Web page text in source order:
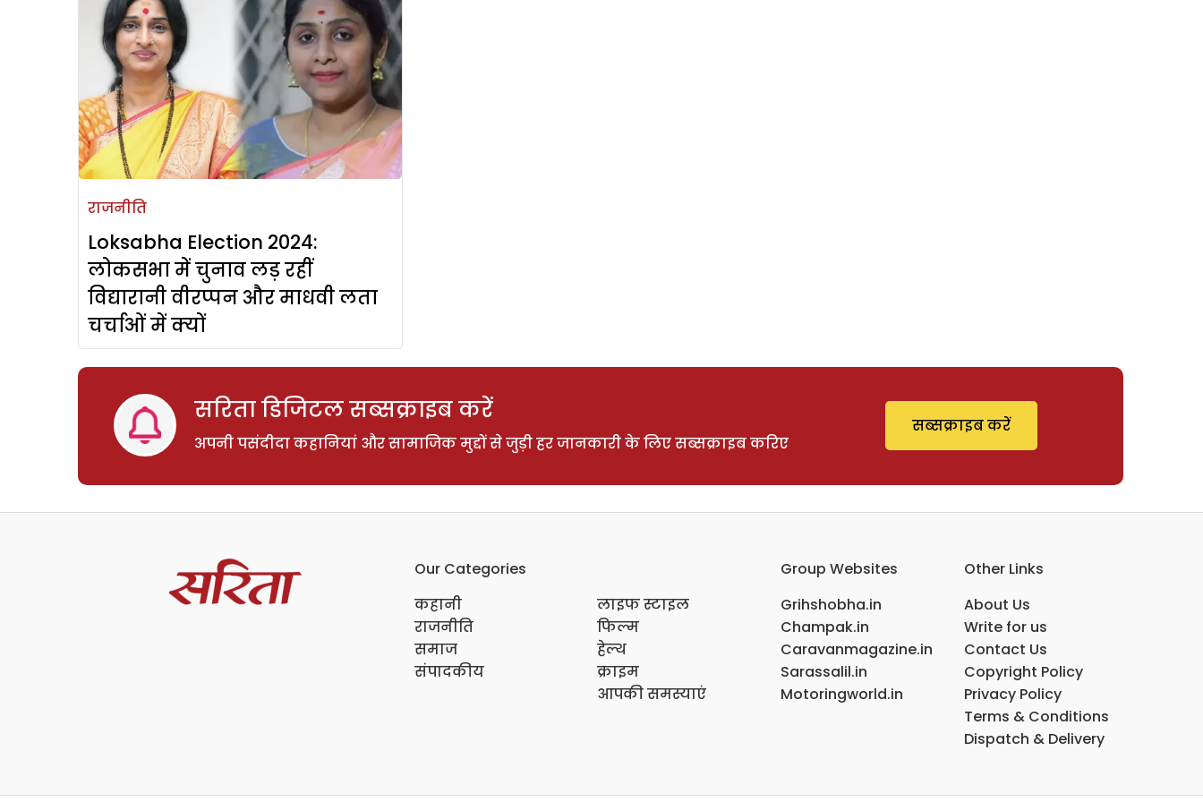
राजनीति
Loksabha Election 2024:
लोकसभा में चुनाव लड़ रहीं
विद्यारानी वीरप्पन और माधवी लता
चर्चाओं में क्यों
सरिता डिजिटल सब्सक्राइब करें
अपनी पसंदीदा कहानियां और सामाजिक मुद्दों से जुड़ी हर जानकारी के लिए सब्सक्राइब करिए
सब्सक्राइब करें
Our Categories
कहानी
राजनीति
समाज
संपादकीय
लाइफ स्टाइल
फिल्म
हेल्थ
क्राइम
आपकी समस्याएं
Group Websites
Grihshobha.in
Champak.in
Caravanmagazine.in
Sarassalil.in
Motoringworld.in
Other Links
About Us
Write for us
Contact Us
Copyright Policy
Privacy Policy
Terms & Conditions
Dispatch & Delivery